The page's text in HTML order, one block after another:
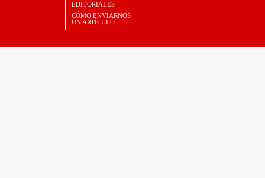
EDITORIALES
CÓMO ENVIARNOS
UN ARTÍCULO